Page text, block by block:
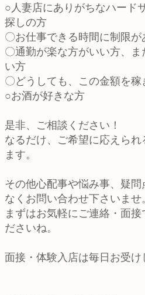
○人妻店にありがちなハード
探しの方
〇お仕事できる時間に制限が
〇通勤が楽な方がいい方、
い方
〇どうしても、この金額を
○お酒が好きな方
是非、ご相談ください！
なるだけ、ご希望に応えら
ます。
その他心配事や悩み事、疑
なくお問い合わせ下さいませ
まずはお気軽にご連絡・面接
ださいね。
面接・体験入店は毎日お受け